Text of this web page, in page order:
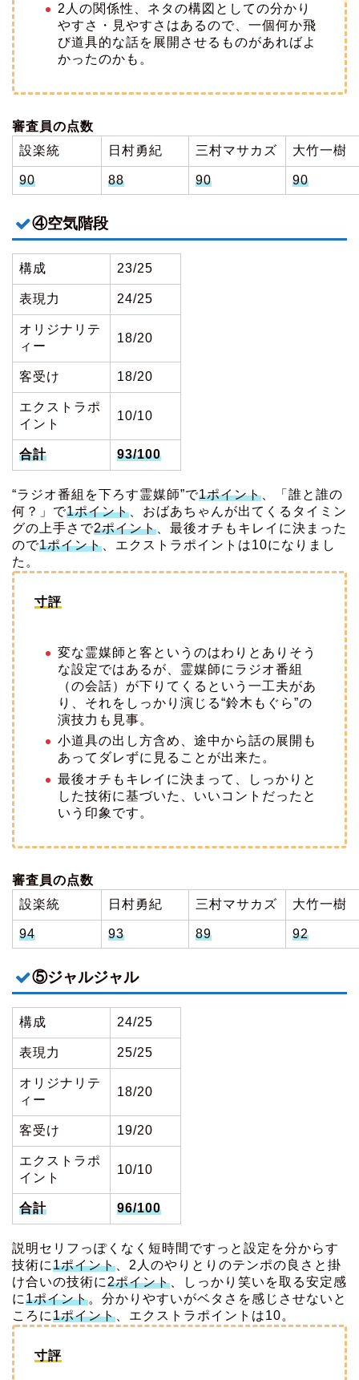
2人の関係性、ネタの構図としての分かり
やすさ・見やすさはあるので、一個何か飛
び道具的な話を展開させるものがあればよ
かったのかも。
審査員の点数
設楽統
日村勇紀 三村マサカズ 大竹一樹
90 88 90 90
④空気階段
構成 23/25
表現力 24/25
オリジナリテ
ィー
18/20
客受け 18/20
エクストラポ
イント
10/10
合計 93/100
“ラジオ番組を下ろす霊媒師”で1ポイント 、「誰と誰の
何？」で1ポイント 、おばあちゃんが出てくるタイミン
グの上手さで2ポイント 、最後オチもキレイに決まった
ので1ポイント 、エクストラポイントは10になりまし
た。
寸評
変な霊媒師と客というのはわりとありそう
な設定ではあるが、霊媒師にラジオ番組
（の会話）が下りてくるという一工夫があ
り、それをしっかり演じる“鈴木もぐら”の
演技力も見事。
小道具の出し方含め、途中から話の展開も
あってダレずに見ることが出来た。
最後オチもキレイに決まって、しっかりと
した技術に基づいた、いいコントだったと
いう印象です。
審査員の点数
設楽統
日村勇紀 三村マサカズ 大竹一樹
94 93 89 92
⑤ジャルジャル
構成 24/25
表現力 25/25
オリジナリテ
ィー
18/20
客受け 19/20
エクストラポ
イント
10/10
合計 96/100
説明セリフっぽくなく短時間ですっと設定を分からす
技術に1ポイント 、2人のやりとりのテンポの良さと掛
け合いの技術に2ポイント 、しっかり笑いを取る安定感
に1ポイント。分かりやすいがベタさを感じさせないと
ころに1ポイント 、エクストラポイントは10。
寸評